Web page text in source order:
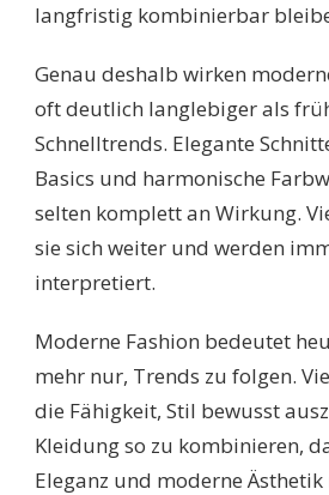
langfristig kombinierbar
Genau deshalb wirken
oft deutlich langlebiger als
Schnelltrends. Elegante
Basics und harmonische
selten komplett an Wirkung.
sie sich weiter und werden
interpretiert.
Moderne Fashion bedeutet
mehr nur, Trends zu folgen.
die Fähigkeit, Stil bewusst
Kleidung so zu kombinieren,
Eleganz und moderne